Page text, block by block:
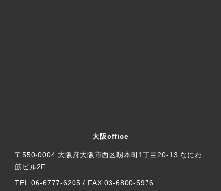
大阪office
〒550-0004 大阪府大阪市西区靱本町1丁目20-13 なにわ
筋ビル2F
TEL:06-6777-6205 / FAX:03-6800-5976